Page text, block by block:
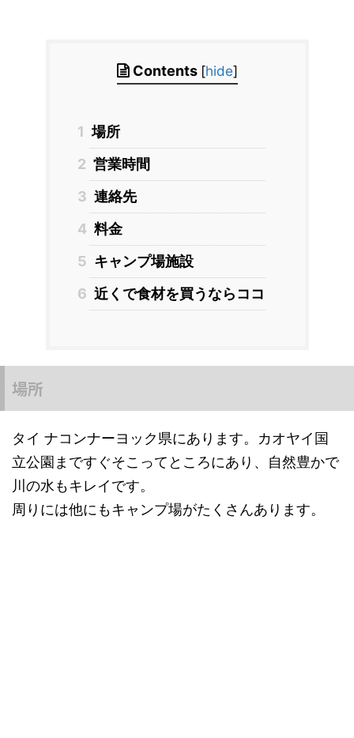
Contents [hide]
1 場所
2 営業時間
3 連絡先
4 料金
5 キャンプ場施設
6 近くで食材を買うならココ
場所
タイ ナコンナーヨック県にあります。カオヤイ国
立公園まですぐそこってところにあり、自然豊かで
川の水もキレイです。
周りには他にもキャンプ場がたくさんあります。